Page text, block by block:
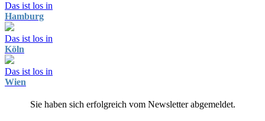
Das ist los in
Hamburg
Das ist los in
Köln
Das ist los in
Wien
Sie haben sich erfolgreich vom Newsletter abgemeldet.